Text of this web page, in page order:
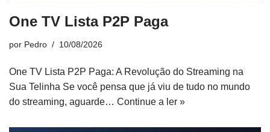
One TV Lista P2P Paga
por Pedro 10/08/2026
One TV Lista P2P Paga: A Revolução do Streaming na
Sua Telinha Se você pensa que já viu de tudo no mundo
do streaming, aguarde… Continue a ler »